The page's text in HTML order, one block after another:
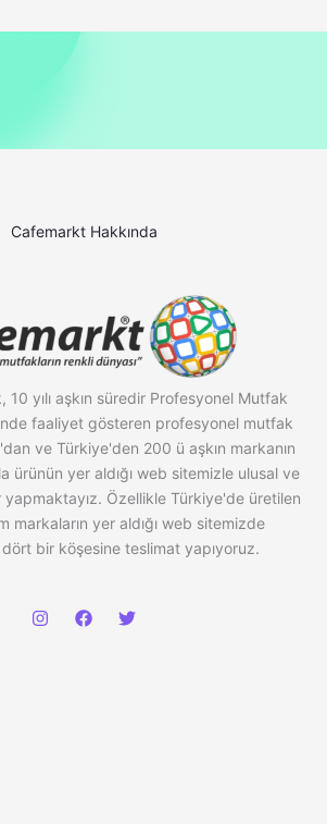
Cafemarkt Hakkında
yılı aşkın süredir Profesyonel Mutfak
faaliyet gösteren profesyonel mutfak
ve Türkiye'den 200 ü aşkın markanın
ürünün yer aldığı web sitemizle ulusal ve
yapmaktayız. Özellikle Türkiye'de üretilen
markaların yer aldığı web sitemizde
bir köşesine teslimat yapıyoruz.